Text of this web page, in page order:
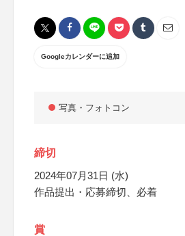
Googleカレンダーに追加
写真・フォトコン
締切
2024年07月31日 (水)
作品提出・応募締切、必着
賞